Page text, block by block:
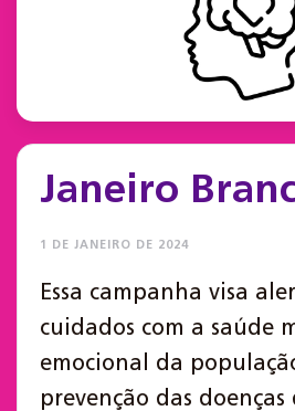
Janeiro
1 DE JANEIRO DE 2024
Essa campanha visa
cuidados com a saúde
emocional da
prevenção das